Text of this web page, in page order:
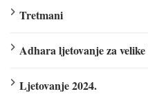
Tretmani
Adhara ljetovanje za
Ljetovanje 2024.